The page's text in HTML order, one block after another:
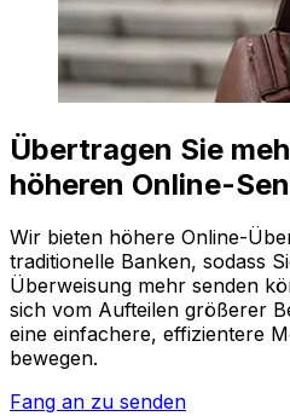
Übertragen Sie
höheren Online-
Wir bieten höhere Online-
traditionelle Banken, sodass
Überweisung mehr senden
sich vom Aufteilen größerer
eine einfachere, effizientere
bewegen.
Fang an zu senden